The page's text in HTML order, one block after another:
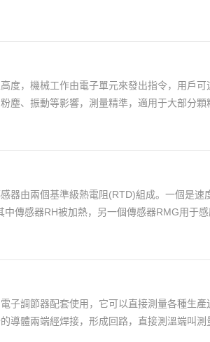
度，機械工作由電子單元來發出指令，用戶
塵、振動等影響，測量精準，適用于大部分顆
器由兩個基準級熱電阻(RTD)組成。一個是速
傳感器RH被加熱，另一個傳感器RMG用于
子調節器配套使用，它可以直接測量各種生
導體兩端經焊接，形成回路，直接測溫端叫